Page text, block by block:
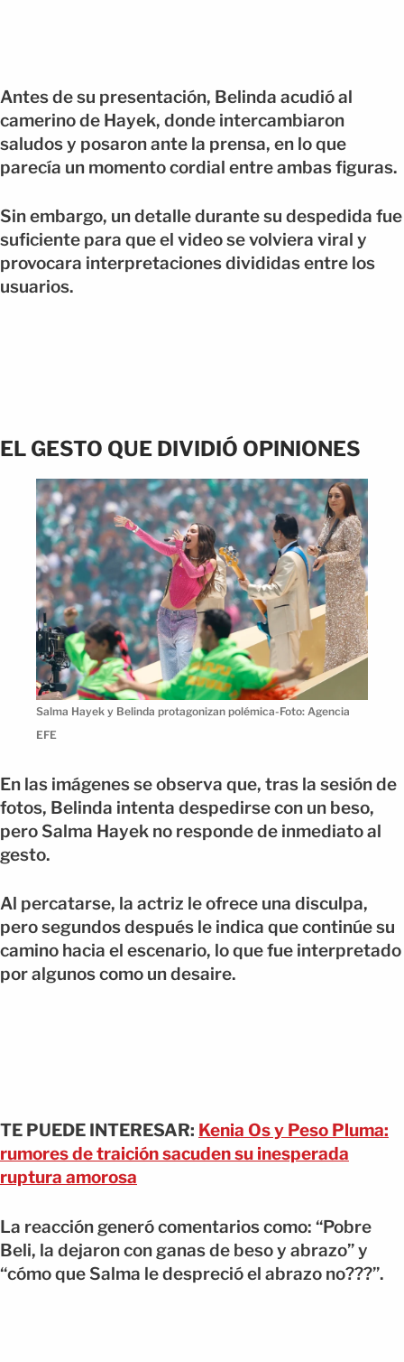
Antes de su presentación, Belinda acudió al
camerino de Hayek, donde intercambiaron
saludos y posaron ante la prensa, en lo que
parecía un momento cordial entre ambas figuras.
Sin embargo, un detalle durante su despedida fue
suficiente para que el video se volviera viral y
provocara interpretaciones divididas entre los
usuarios.
EL GESTO QUE DIVIDIÓ OPINIONES
Salma Hayek y Belinda protagonizan polémica-Foto: Agencia
EFE
En las imágenes se observa que, tras la sesión de
fotos, Belinda intenta despedirse con un beso,
pero Salma Hayek no responde de inmediato al
gesto.
Al percatarse, la actriz le ofrece una disculpa,
pero segundos después le indica que continúe su
camino hacia el escenario, lo que fue interpretado
por algunos como un desaire.
TE PUEDE INTERESAR: Kenia Os y Peso Pluma:
rumores de traición sacuden su inesperada
ruptura amorosa
La reacción generó comentarios como: “Pobre
Beli, la dejaron con ganas de beso y abrazo” y
“cómo que Salma le despreció el abrazo no???”.